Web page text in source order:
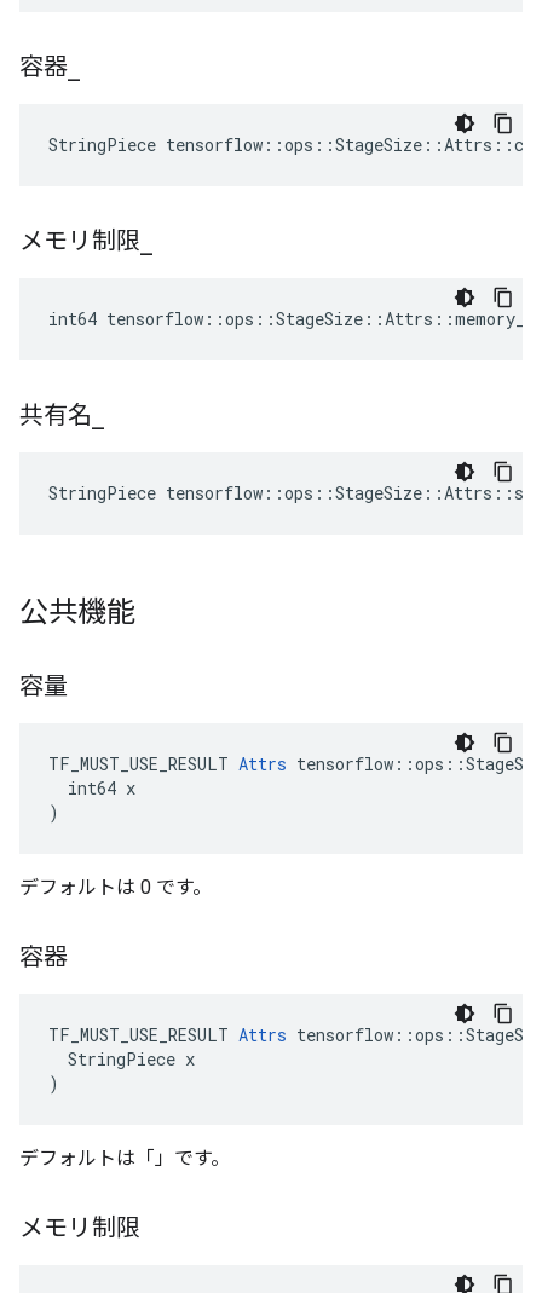
容器
StringPiece
メモリ制限
int64
共有名
StringPiece
公共機能
容量
TF_MUST_USE_RESULT Attrs
  int64 x
)
デフォルトは 0 です。
容器
TF_MUST_USE_RESULT Attrs
  StringPiece x
)
デフォルトは「」です。
メモリ制限